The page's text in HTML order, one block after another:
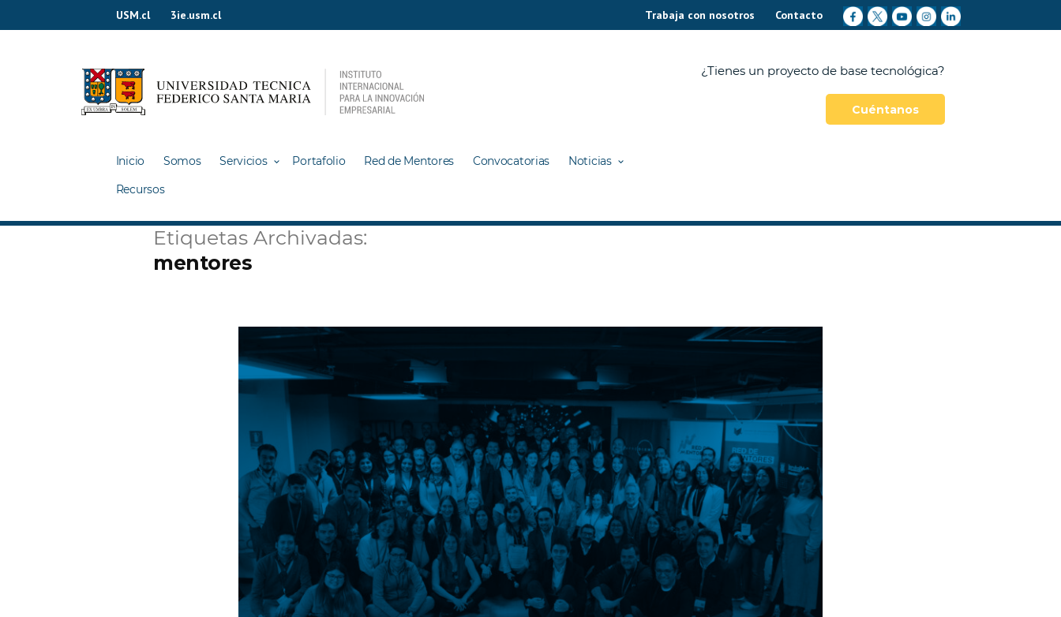
USM.cl 3ie.usm.cl Trabaja con nosotros Contacto
¿Tienes un proyecto de base tecnológica?
Cuéntanos
Inicio Somos Servicios Portafolio Red de Mentores Convocatorias
Noticias
Recursos
Etiquetas Archivadas:
mentores